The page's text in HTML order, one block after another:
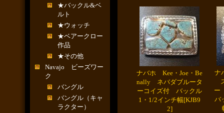
★バックル&ベ
ルト
★ウォッチ
★ベアークロー
作品
★その他
Navajo ビーズワー
ク
バングル
バングル（キャ
ラクター）
ナバホ Kee・Joe・Be
nally ネバダブルータ
ーコイズ付 バックル
1・1/2インチ幅[KJB9
2]
ナ
ー
バ